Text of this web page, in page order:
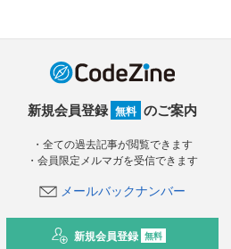
新規会員登録 無料 のご案内
・全ての過去記事が閲覧できます
・会員限定メルマガを受信できます
メールバックナンバー
新規会員登録 無料